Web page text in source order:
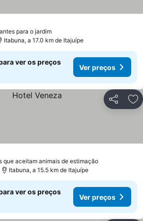
para o jardim
Itabuna, a 17.0 km de Itajuípe
ver os preços
Ver preços
Partilhar
que aceitam animais de estimação
Itabuna, a 15.5 km de Itajuípe
ver os preços
Ver preços